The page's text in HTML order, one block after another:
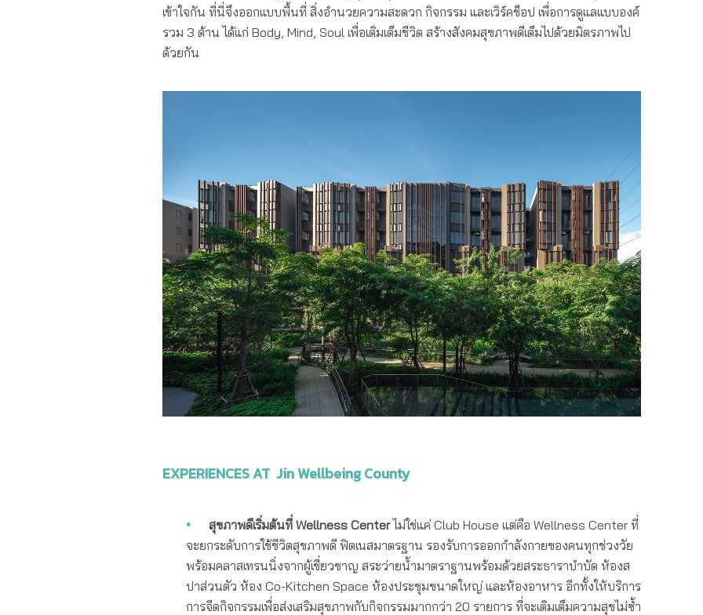
เข้าใจกัน ที่นี่จึงออกแบบพื้นที่ สิ่งอำนวยความสะดวก กิจกรรม และเวิร์คช็อป เพื่อการดูแลแบบองค์
รวม 3 ด้าน ได้แก่ Body, Mind, Soul เพื่อเติมเต็มชีวิต สร้างสังคมสุขภาพดีเต็มไปด้วยมิตรภาพไป
ด้วยกัน
EXPERIENCES AT Jin Wellbeing County
สุขภาพดีเริ่มต้นที่ Wellness Centerไม่ใช่แค่ Club House แต่คือ Wellness Center ที่
จะยกระดับการใช้ชีวิตสุขภาพดี ฟิตเนสมาตรฐาน รองรับการออกกำลังกายของคนทุกช่วงวัย
พร้อมคลาสเทรนนิ่งจากผู้เชี่ยวชาญ สระว่ายน้ำมาตราฐานพร้อมด้วยสระธาราบำบัด ห้องส
ปาส่วนตัว ห้อง Co-Kitchen Space ห้องประชุมขนาดใหญ่ และห้องอาหาร อีกทั้งให้บริการ
การจีดกิจกรรมเพื่อส่งเสริมสุขภาพกับกิจกรรมมากกว่า 20 รายการ ที่จะเติมเต็มความสุขไม่ซ้ำ